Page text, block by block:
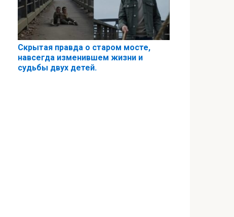
Скрытая правда о старом мосте,
навсегда изменившем жизни и
судьбы двух детей.